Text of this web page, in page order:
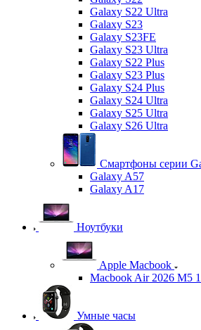
Galaxy S22 Ultra
Galaxy S23
Galaxy S23FE
Galaxy S23 Ultra
Galaxy S22 Plus
Galaxy S23 Plus
Galaxy S24 Plus
Galaxy S24 Ultra
Galaxy S25 Ultra
Galaxy S26 Ultra
Смартфоны серии
Galaxy A57
Galaxy A17
Ноутбуки
Apple Macbook
Macbook Air 2026 M5
Умные часы